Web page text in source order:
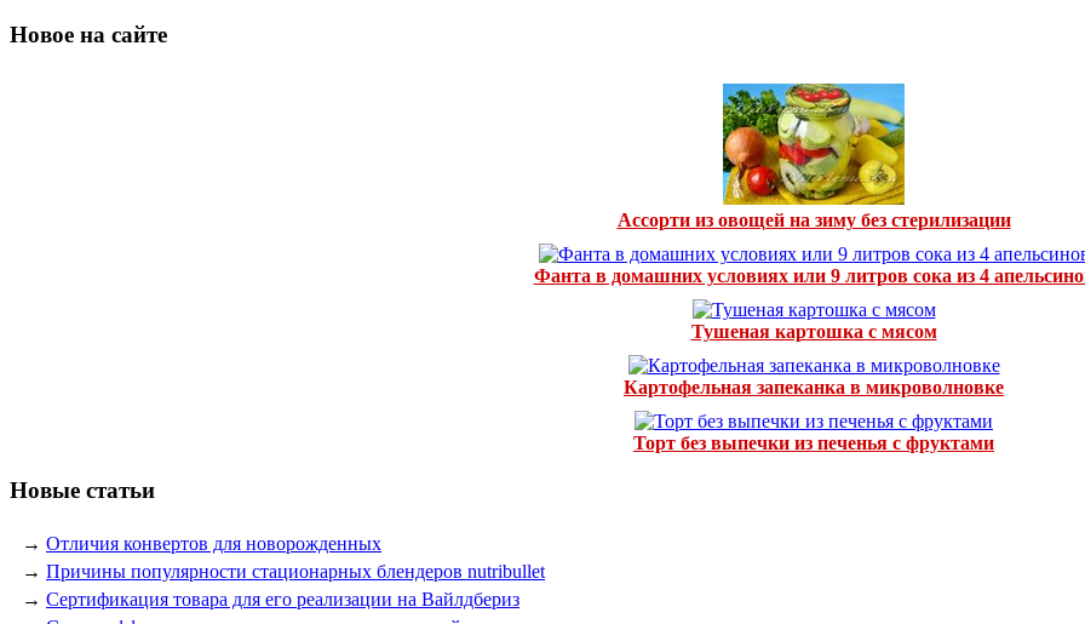
Новое на сайте
Ассорти из овощей на зиму без стерилизации
Фанта в домашних условиях или 9 литров сока из 4
Тушеная картошка с мясом
Картофельная запеканка в микроволновке
Торт без выпечки из печенья с фруктами
Новые статьи
→ Отличия конвертов для новорожденных
→ Причины популярности стационарных блендеров nutribullet
→ Сертификация товара для его реализации на Вайлдбериз